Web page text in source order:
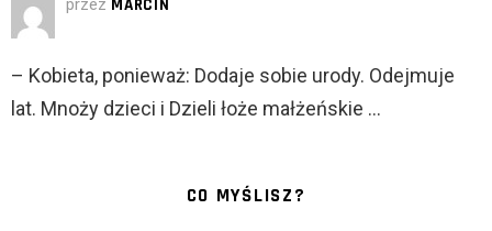
przez MARCIN
– Kobieta, ponieważ: Dodaje sobie urody. Odejmuje
lat. Mnoży dzieci i Dzieli łoże małżeńskie …
CO MYŚLISZ?